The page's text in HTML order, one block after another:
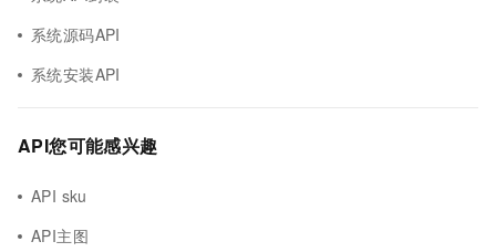
系统源码API
系统安装API
API您可能感兴趣
API sku
API主图